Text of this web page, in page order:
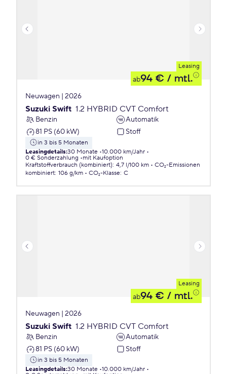
Leasing
ab94 € / mtl.
Neuwagen | 2026
Suzuki Swift 1.2 HYBRID CVT Comfort
Benzin
Automatik
81 PS (60 kW)
Stoff
in 3 bis 5 Monaten
Leasingdetails:30 Monate 10.000 km/Jahr
0 € Sonderzahlung
mit Kaufoption
Kraftstoffverbrauch (kombiniert): 4,7 l/100 km
CO₂-Emissionen
kombiniert: 106 g/km CO₂-Klasse: C
Leasing
ab94 € / mtl.
Neuwagen | 2026
Suzuki Swift 1.2 HYBRID CVT Comfort
Benzin
Automatik
81 PS (60 kW)
Stoff
in 3 bis 5 Monaten
Leasingdetails:30 Monate 10.000 km/Jahr